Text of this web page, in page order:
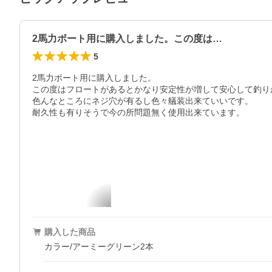
2馬力ボート用に購入しました。この度は…
5
2馬力ボート用に購入しました。
この度はフロートがあるとかなり安定性が増して安心して釣り
色んなところにネジ穴が有るし色々艤装出来ていいです。
耐久性も有りそうで今の所問題無く使用出来ています。
購入した商品
カラー/アーミーグリーン2本